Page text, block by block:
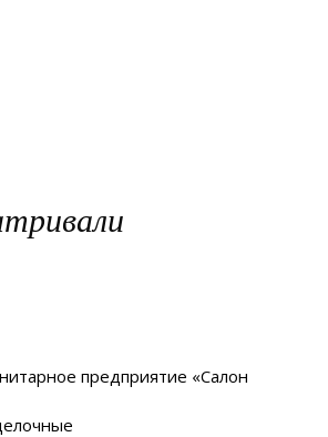
предприятие «Салон